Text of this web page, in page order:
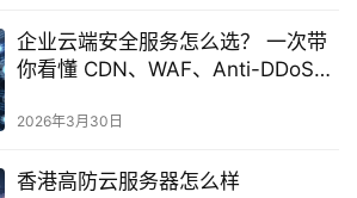
企业云端安全服务怎么选？ 一次带
你看懂 CDN、WAF、Anti-DDoS
2026年3月30日
香港高防云服务器怎么样